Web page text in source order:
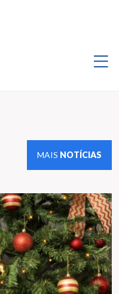
MAIS NOTÍCIAS